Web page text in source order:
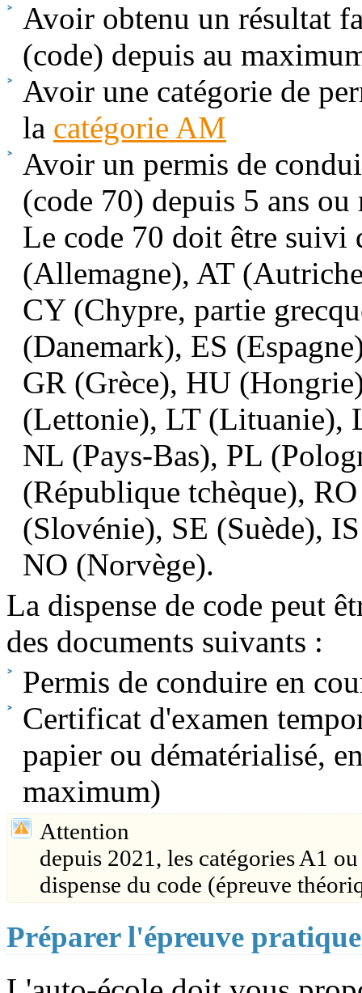
Avoir obtenu un résultat
(code) depuis au
Avoir une catégorie de
la catégorie AM
Avoir un permis de
(code 70) depuis 5 ans ou
Le code 70 doit être suivi
(Allemagne), AT
CY (Chypre, partie
(Danemark), ES
GR (Grèce), HU
(Lettonie), LT (Lituanie),
NL (Pays-Bas), PL
(République tchèque),
(Slovénie), SE (Suède),
NO (Norvège).
La dispense de code peut
des documents suivants :
Permis de conduire en
Certificat d'examen
papier ou dématérialisé,
maximum)
Attention
depuis 2021, les catégories A1
dispense du code (épreuve
Préparer l'épreuve